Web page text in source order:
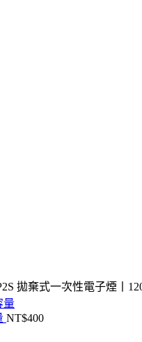
拋棄式一次性電子煙丨
NT$400